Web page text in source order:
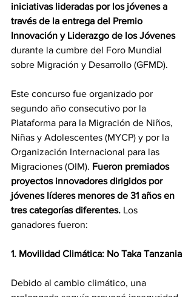
iniciativas lideradas por los jóvenes a
través de la entrega del Premio
Innovación y Liderazgo de los Jóvenes
durante la cumbre del Foro Mundial
sobre Migración y Desarrollo (GFMD).
Este concurso fue organizado por
segundo año consecutivo por la
Plataforma para la Migración de Niños,
Niñas y Adolescentes (MYCP) y por la
Organización Internacional para las
Migraciones (OIM). Fueron premiados
proyectos innovadores dirigidos por
jóvenes líderes menores de 31 años en
tres categorías diferentes. Los
ganadores fueron:
1. Movilidad Climática: No Taka Tanzania
Debido al cambio climático, una